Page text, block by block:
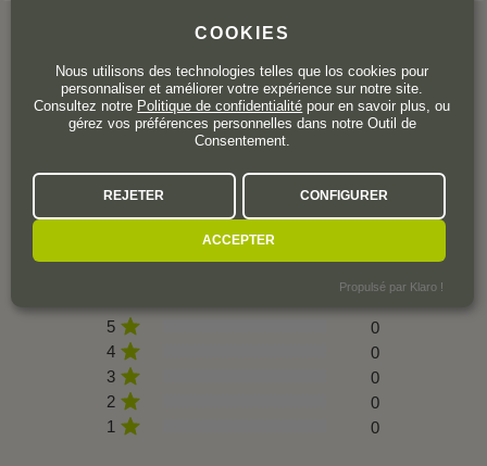
L'AVIS DE LA COMMUNAUTÉ
0 avis
5
0
4
0
3
0
2
0
1
0
COOKIES
Nous utilisons des technologies telles que los cookies pour
personnaliser et améliorer votre expérience sur notre site.
Consultez notre Politique de confidentialité pour en savoir plus, ou
gérez vos préférences personnelles dans notre Outil de
Consentement.
REJETER CONFIGURER
ACCEPTER
Propulsé par Klaro !